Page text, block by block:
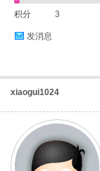
积分 3
发消息
xiaogui1024